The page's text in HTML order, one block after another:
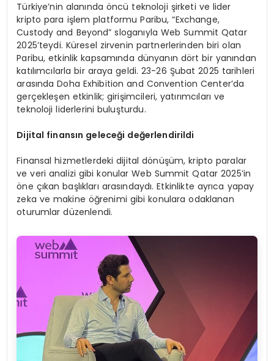
Türkiye’nin alanında öncü teknoloji şirketi ve lider
kripto para işlem platformu Paribu, “Exchange,
Custody and Beyond” sloganıyla Web Summit Qatar
2025’teydi. Küresel zirvenin partnerlerinden biri olan
Paribu, etkinlik kapsamında dünyanın dört bir yanından
katılımcılarla bir araya geldi. 23-26 Şubat 2025 tarihleri
arasında Doha Exhibition and Convention Center’da
gerçekleşen etkinlik; girişimcileri, yatırımcıları ve
teknoloji liderlerini buluşturdu.
Dijital finansın geleceği değerlendirildi
Finansal hizmetlerdeki dijital dönüşüm, kripto paralar
ve veri analizi gibi konular Web Summit Qatar 2025’in
öne çıkan başlıkları arasındaydı. Etkinlikte ayrıca yapay
zeka ve makine öğrenimi gibi konulara odaklanan
oturumlar düzenlendi.